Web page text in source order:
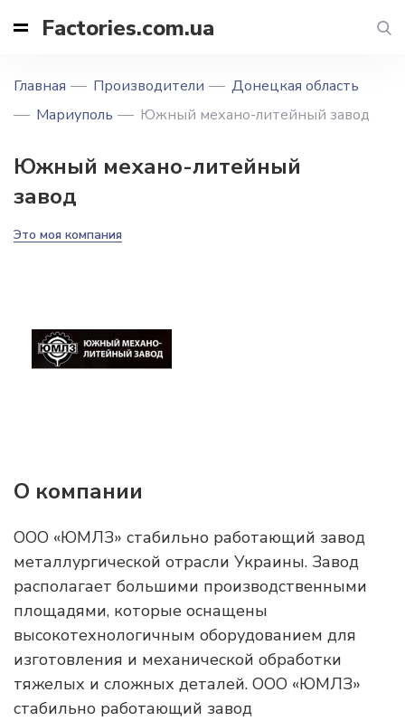
Factories.com.ua
Главная Производители
Донецкая область
Мариуполь
Южный механо-литейный завод
Южный механо-литейный
завод
Это моя компания
О компании
ООО «ЮМЛЗ» стабильно работающий завод
металлургической отрасли Украины. Завод
располагает большими производственными
площадями, которые оснащены
высокотехнологичным оборудованием для
изготовления и механической обработки
тяжелых и сложных деталей. ООО «ЮМЛЗ»
стабильно работающий завод